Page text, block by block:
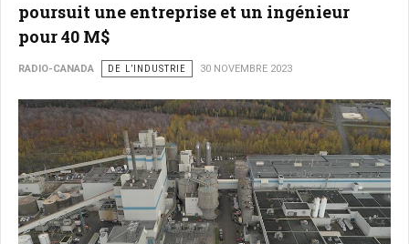
poursuit une entreprise et un ingénieur
pour 40 M$
RADIO-CANADA DE L’INDUSTRIE 30 NOVEMBRE 2023